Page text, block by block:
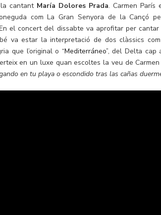
cantant María Dolores Prada. Carmen París
com La Gran Senyora de la Cançó
el concert del dissabte va aprofitar per cantar
va estar la interpretació de dos clàssics
que l’original o “Mediterráneo”, del Delta cap
en un luxe quan escoltes la veu de
en tu playa o escondido tras las cañas